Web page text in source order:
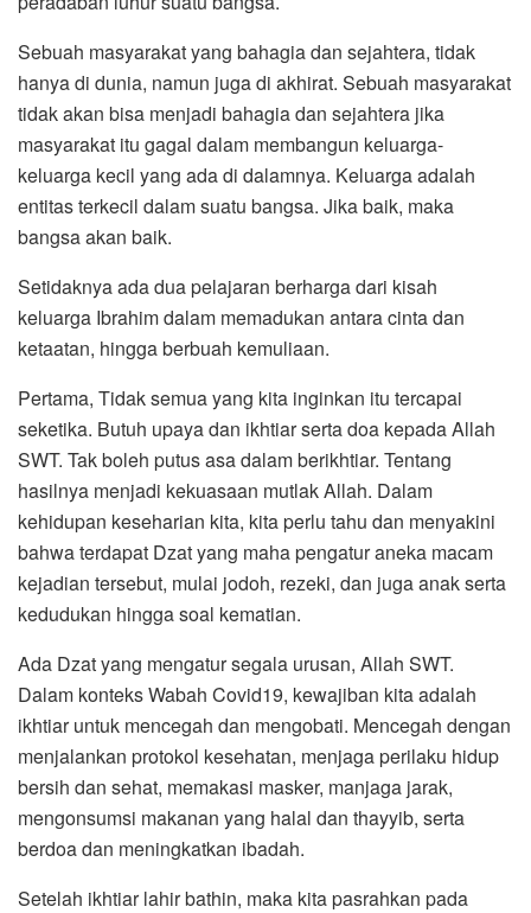
Sebuah masyarakat yang bahagia dan sejahtera, tidak
hanya di dunia, namun juga di akhirat. Sebuah masyarakat
tidak akan bisa menjadi bahagia dan sejahtera jika
masyarakat itu gagal dalam membangun keluarga-
keluarga kecil yang ada di dalamnya. Keluarga adalah
entitas terkecil dalam suatu bangsa. Jika baik, maka
bangsa akan baik.
Setidaknya ada dua pelajaran berharga dari kisah
keluarga Ibrahim dalam memadukan antara cinta dan
ketaatan, hingga berbuah kemuliaan.
Pertama, Tidak semua yang kita inginkan itu tercapai
seketika. Butuh upaya dan ikhtiar serta doa kepada Allah
SWT. Tak boleh putus asa dalam berikhtiar. Tentang
hasilnya menjadi kekuasaan mutlak Allah. Dalam
kehidupan keseharian kita, kita perlu tahu dan menyakini
bahwa terdapat Dzat yang maha pengatur aneka macam
kejadian tersebut, mulai jodoh, rezeki, dan juga anak serta
kedudukan hingga soal kematian.
Ada Dzat yang mengatur segala urusan, Allah SWT.
Dalam konteks Wabah Covid19, kewajiban kita adalah
ikhtiar untuk mencegah dan mengobati. Mencegah dengan
menjalankan protokol kesehatan, menjaga perilaku hidup
bersih dan sehat, memakasi masker, manjaga jarak,
mengonsumsi makanan yang halal dan thayyib, serta
berdoa dan meningkatkan ibadah.
Setelah ikhtiar lahir bathin, maka kita pasrahkan pada